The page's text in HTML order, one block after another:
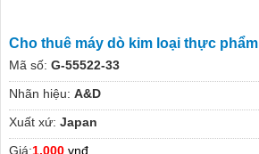
Cho thuê máy dò kim loại thực phẩm
Mã số: G-55522-33
Nhãn hiệu: A&D
Xuất xứ: Japan
Giá:1,000 vnđ